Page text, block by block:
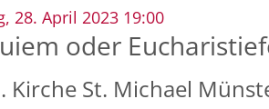
28. April 2023 19:00:
oder
Kirche St. Michael